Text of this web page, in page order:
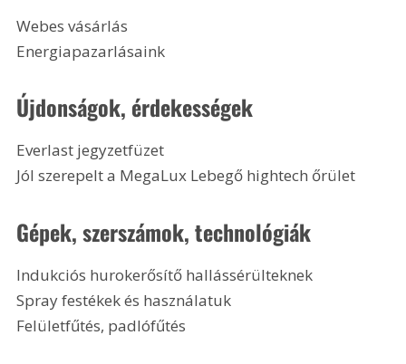
Webes vásárlás
Energiapazarlásaink
Újdonságok, érdekességek
Everlast jegyzetfüzet
Jól szerepelt a MegaLux Lebegő hightech őrület
Gépek, szerszámok, technológiák
Indukciós hurokerősítő hallássérülteknek
Spray festékek és használatuk
Felületfűtés, padlófűtés